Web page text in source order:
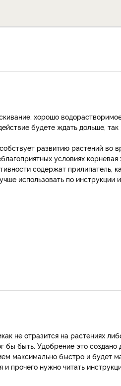
хорошо
будете ждать дольше,
развитию растений во
условиях
содержат прилипатель,
использовать по инструкции
не отразится на растениях
быть. Удобрение это создано
максимально быстро и будет
прочего нужно читать